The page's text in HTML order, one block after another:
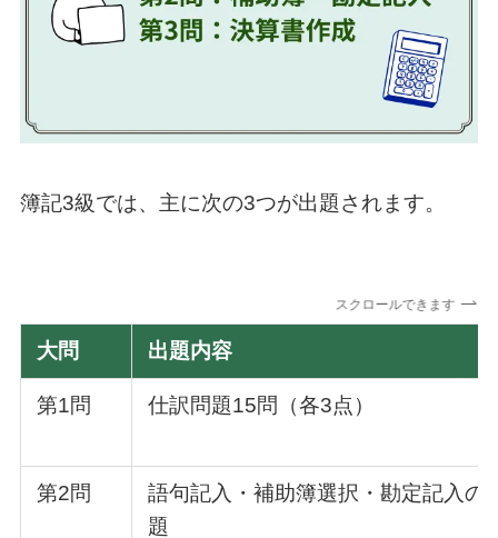
簿記3級では、主に次の3つが出題されます。
スクロールできます
大問 出題内容
第1問 仕訳問題15問（各3点）
第2問
語句記入・補助簿選択・勘定記入の
題